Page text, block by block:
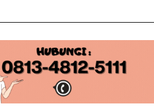
Kapolda Kalteng Apresiasi Kesiapan
Polres Barito Utara di Operasi Ketupat
Petani Sawit Kotim Dapatkan